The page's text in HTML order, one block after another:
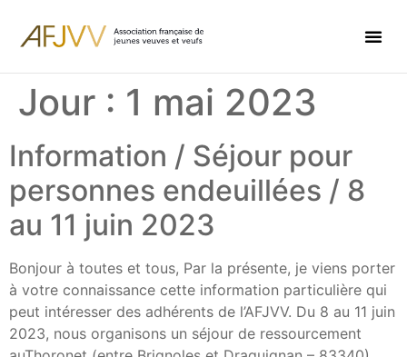
Jour : 1 mai 2023
Information / Séjour pour
personnes endeuillées / 8
au 11 juin 2023
Bonjour à toutes et tous, Par la présente, je viens porter
à votre connaissance cette information particulière qui
peut intéresser des adhérents de l’AFJVV. Du 8 au 11 juin
2023, nous organisons un séjour de ressourcement